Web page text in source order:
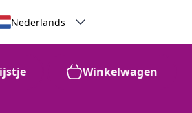
Nederlands
Winkelwagen